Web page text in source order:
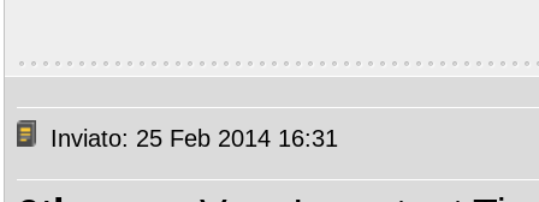
Inviato: 25 Feb 2014 16:31